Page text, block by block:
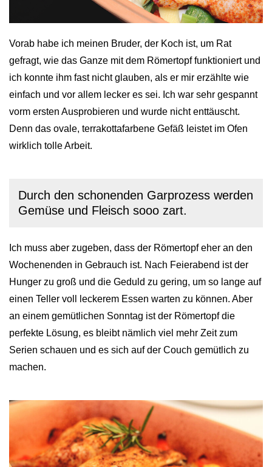
Vorab habe ich meinen Bruder, der Koch ist, um Rat
gefragt, wie das Ganze mit dem Römertopf funktioniert und
ich konnte ihm fast nicht glauben, als er mir erzählte wie
einfach und vor allem lecker es sei. Ich war sehr gespannt
vorm ersten Ausprobieren und wurde nicht enttäuscht.
Denn das ovale, terrakottafarbene Gefäß leistet im Ofen
wirklich tolle Arbeit.
Durch den schonenden Garprozess werden
Gemüse und Fleisch sooo zart.
Ich muss aber zugeben, dass der Römertopf eher an den
Wochenenden in Gebrauch ist. Nach Feierabend ist der
Hunger zu groß und die Geduld zu gering, um so lange auf
einen Teller voll leckerem Essen warten zu können. Aber
an einem gemütlichen Sonntag ist der Römertopf die
perfekte Lösung, es bleibt nämlich viel mehr Zeit zum
Serien schauen und es sich auf der Couch gemütlich zu
machen.